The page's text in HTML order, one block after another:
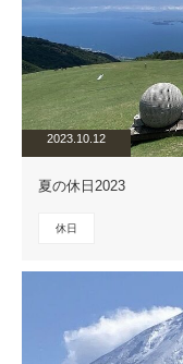
2023.10.12
夏の休日2023
休日